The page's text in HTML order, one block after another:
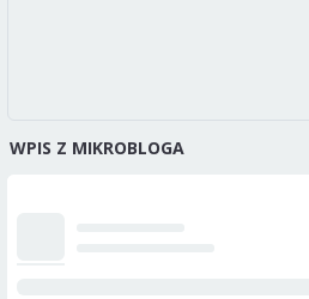
WPIS Z MIKROBLOGA